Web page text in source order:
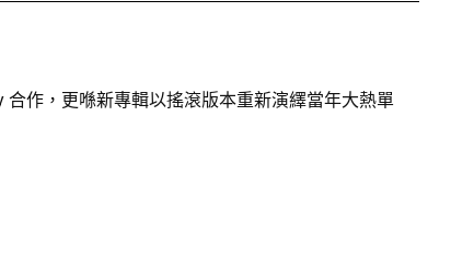
合作，更喺新專輯以搖滾版本重新演繹當年大熱單